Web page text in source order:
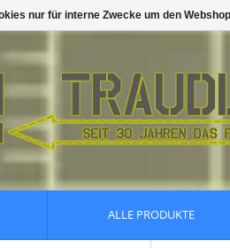
ALLE PRODUKTE
nur für interne Zwecke um den